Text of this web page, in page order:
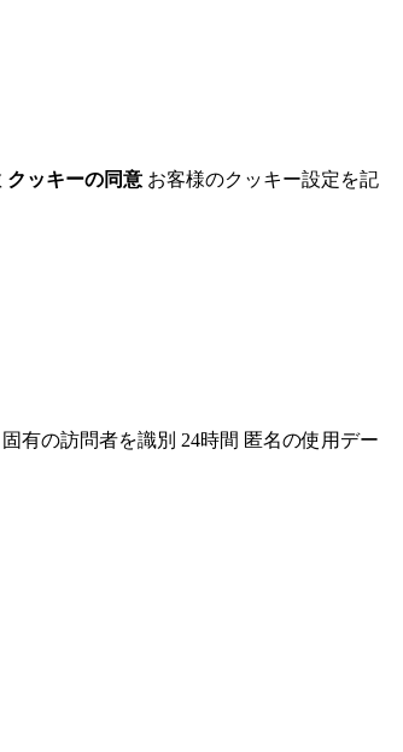
クッキーの同意 お客様のクッキー設定を記
固有の訪問者を識別 24時間 匿名の使用デー